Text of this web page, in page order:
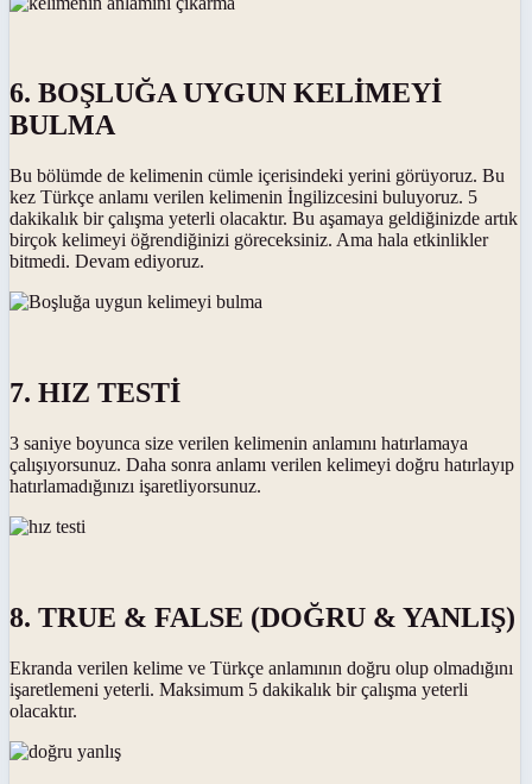
6. BOŞLUĞA UYGUN KELİMEYİ
BULMA
Bu bölümde de kelimenin cümle içerisindeki yerini görüyoruz. Bu
kez Türkçe anlamı verilen kelimenin İngilizcesini buluyoruz. 5
dakikalık bir çalışma yeterli olacaktır. Bu aşamaya geldiğinizde artık
birçok kelimeyi öğrendiğinizi göreceksiniz. Ama hala etkinlikler
bitmedi. Devam ediyoruz.
7. HIZ TESTİ
3 saniye boyunca size verilen kelimenin anlamını hatırlamaya
çalışıyorsunuz. Daha sonra anlamı verilen kelimeyi doğru hatırlayıp
hatırlamadığınızı işaretliyorsunuz.
8. TRUE & FALSE (DOĞRU & YANLIŞ)
Ekranda verilen kelime ve Türkçe anlamının doğru olup olmadığını
işaretlemeni yeterli. Maksimum 5 dakikalık bir çalışma yeterli
olacaktır.